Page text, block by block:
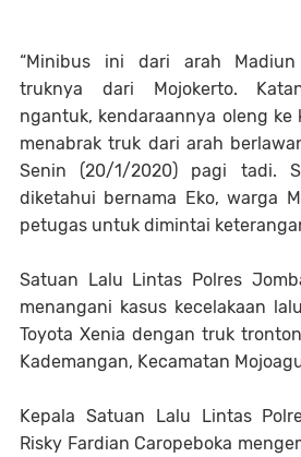
“Minibus ini dari arah Madiun
truknya dari Mojokerto.
ngantuk, kendaraannya oleng ke
menabrak truk dari arah
Senin (20/1/2020) pagi tadi.
diketahui bernama Eko, warga
petugas untuk dimintai
Satuan Lalu Lintas Polres
menangani kasus kecelakaan
Toyota Xenia dengan truk
Kademangan, Kecamatan
Kepala Satuan Lalu Lintas
Risky Fardian Caropeboka